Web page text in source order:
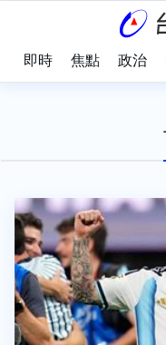
即時 焦點 政治